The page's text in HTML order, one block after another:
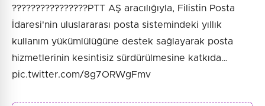
????????????????PTT AŞ aracılığıyla, Filistin Posta
İdaresi'nin uluslararası posta sistemindeki yıllık
kullanım yükümlülüğüne destek sağlayarak posta
hizmetlerinin kesintisiz sürdürülmesine katkıda…
pic.twitter.com/8g7ORWgFmv